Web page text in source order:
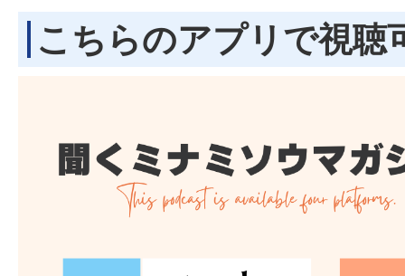
こちらのアプリで視聴